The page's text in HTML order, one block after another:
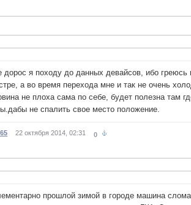
дорос я походу до данных девайсов, ибо греюсь
а во время перехода мне и так не очень
не плоха сама по себе, будет полезна там
не спалить свое место положение.
22 октября 2014, 02:31 0
прошлой зимой в городе машина